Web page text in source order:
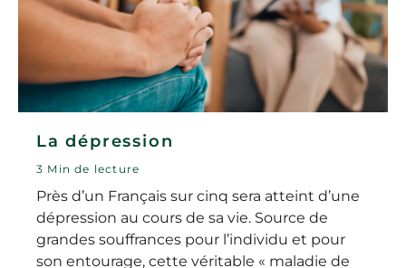
La dépression
3 Min de lecture
Près d’un Français sur cinq sera atteint d’une
dépression au cours de sa vie. Source de
grandes souffrances pour l’individu et pour
son entourage, cette véritable « maladie de